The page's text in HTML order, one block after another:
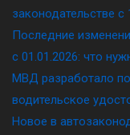
законодательстве c
Последние
c 01.01.2026: что
МВД разработало
водительское
Новое в